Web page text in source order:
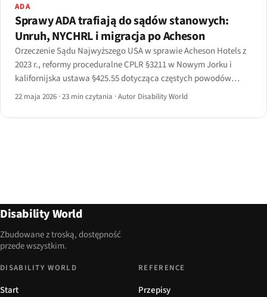
ADA
Sprawy ADA trafiają do sądów stanowych:
Unruh, NYCHRL i migracja po Acheson
Orzeczenie Sądu Najwyższego USA w sprawie Acheson Hotels z
2023 r., reformy proceduralne CPLR §3211 w Nowym Jorku i
kalifornijska ustawa §425.55 dotycząca częstych powodów
wymiernie przesunęły sprawy o dostępność z sądów federalnych
22 maja 2026 ·23 min czytania ·Autor Disability World
Disability World
Zbudowane z troską, dostępność
przede wszystkim.
DISABILITY WORLD
Start
REFERENCE
Przepisy